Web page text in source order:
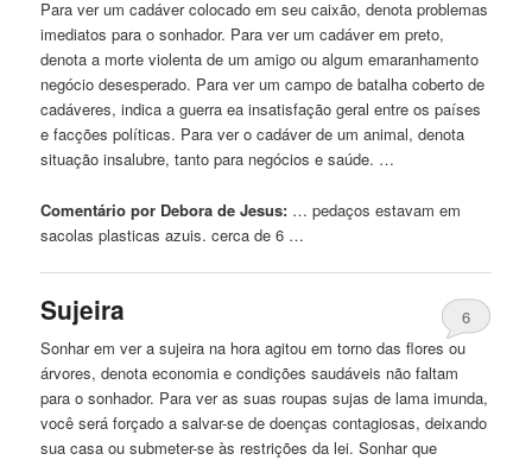
Para ver um cadáver colocadoem seu caixão, denota problemas
imediatos para o sonhador. Para ver um cadáverem preto,
denota a morte violenta de um amigo ou algum emaranhamento
negócio desesperado. Para ver um campo de batalha coberto de
cadáveres, indica a guerra ea insatisfação geral entre os países
e facções políticas. Para ver o cadáver de um animal, denota
situação insalubre, tanto para negócios e saúde. …
Comentário por Debora de Jesus: … pedaços estavamem
sacolas plasticas azuis. cerca de 6 …
Sujeira
6
Sonharem ver a sujeira na hora agitouem torno das flores ou
árvores, denota economia e condições saudáveis ​​não faltam
para o sonhador. Para ver as suas roupas sujas de lama imunda,
você será forçado a salvar-se de doenças contagiosas, deixando
sua casa ou submeter-se às restrições da lei. Sonhar que